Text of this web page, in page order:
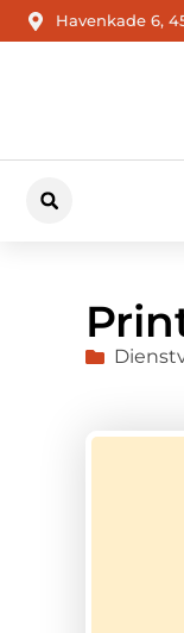
Havenkade 6,